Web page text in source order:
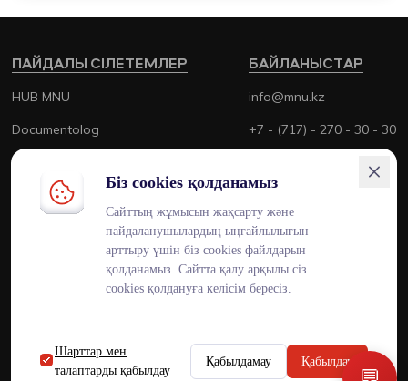
ENG KAZ
БАЙЛАНЫСТАР
info@mnu.kz
+7 - (717) - 270 - 30 - 30
+7 - (700) - 170 - 30 - 30
ПАЙДАЛЫ СІЛЕТЕМЛЕР
HUB MNU
Documentolog
Canvas
Platonus
Біз cookies қолданамыз
Сайттың жұмысын жақсарту және
пайдаланушылардың ыңғайлылығын
арттыру үшін біз cookies файлдарын
қолданамыз. Сайтта қалу арқылы сіз
cookies қолдануға келісім бересіз.
Шарттар мен
талаптарды қабылдау
Қабылдамау Қабылдау